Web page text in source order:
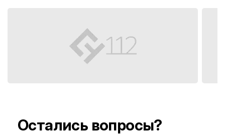
Остались вопросы?